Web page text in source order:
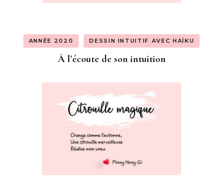
ANNÉE 2020 DESSIN INTUITIF AVEC HAÏKU
À l’écoute de son intuition